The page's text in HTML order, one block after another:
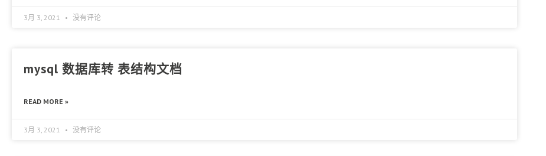
3月 3, 2021 没有评论
mysql 数据库转 表结构文档
READ MORE »
3月 3, 2021 没有评论